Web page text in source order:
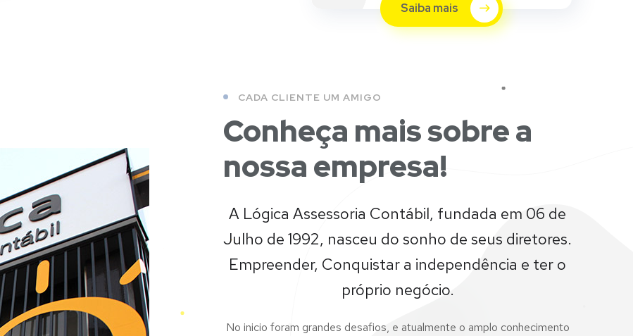
Saiba mais
CADA CLIENTE UM AMIGO
Conheça mais sobre a
nossa empresa!
A Lógica Assessoria Contábil, fundada em 06 de
Julho de 1992, nasceu do sonho de seus diretores.
Empreender, Conquistar a independência e ter o
próprio negócio.
No inicio foram grandes desafios, e atualmente o amplo conhecimento